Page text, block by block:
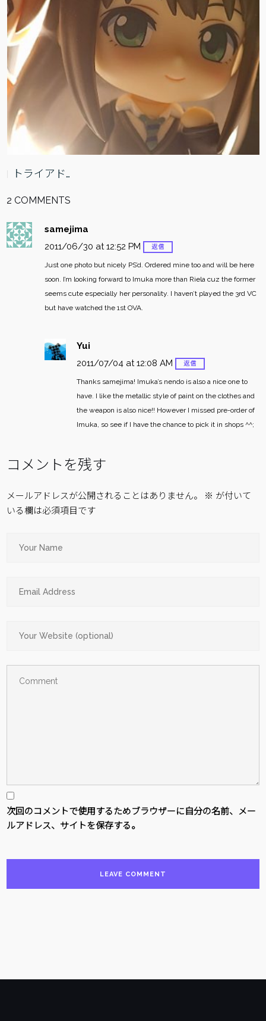
トライアド…
2 COMMENTS
samejima
2011/06/30 at 12:52 PM
返信
Just one photo but nicely PS’d. Ordered mine too and will be here
soon. I’m looking forward to Imuka more than Riela cuz the former
seems cute especially her personality. I haven’t played the 3rd VC
but have watched the 1st OVA.
Yui
2011/07/04 at 12:08 AM
返信
Thanks samejima! Imuka’s nendo is also a nice one to
have. I like the metallic style of paint on the clothes and
the weapon is also nice!! However I missed pre-order of
Imuka, so see if I have the chance to pick it in shops ^^;
コメントを残す
メールアドレスが公開されることはありません。 ※ が付いて
いる欄は必須項目です
次回のコメントで使用するためブラウザーに自分の名前、メー
ルアドレス、サイトを保存する。